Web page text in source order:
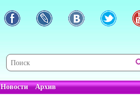
Новости Архив